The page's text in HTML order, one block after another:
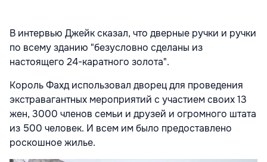
В интервью Джейк сказал, что дверные ручки и ручки
по всему зданию "безусловно сделаны из
настоящего 24-каратного золота".
Король Фахд использовал дворец для проведения
экстравагантных мероприятий с участием своих 13
жен, 3000 членов семьи и друзей и огромного штата
из 500 человек. И всем им было предоставлено
роскошное жилье.